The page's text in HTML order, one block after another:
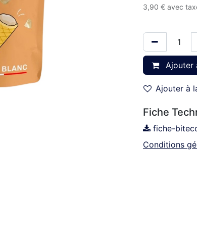
3,90 € avec
Ajouter
Ajouter à
Fiche
fiche-
Conditions